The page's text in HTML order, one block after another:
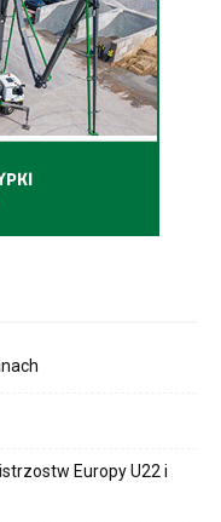
Europy U22 i